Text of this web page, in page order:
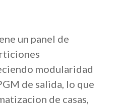
un panel de
modularidad
de salida, lo que
de casas,